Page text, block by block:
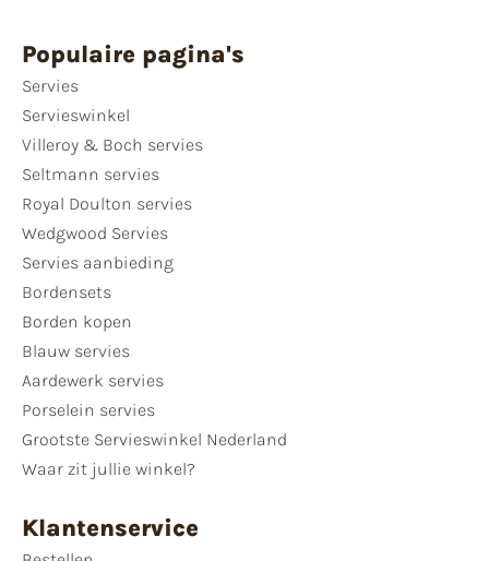
Populaire pagina's
Servies
Servieswinkel
Villeroy & Boch servies
Seltmann servies
Royal Doulton servies
Wedgwood Servies
Servies aanbieding
Bordensets
Borden kopen
Blauw servies
Aardewerk servies
Porselein servies
Grootste Servieswinkel Nederland
Waar zit jullie winkel?
Klantenservice